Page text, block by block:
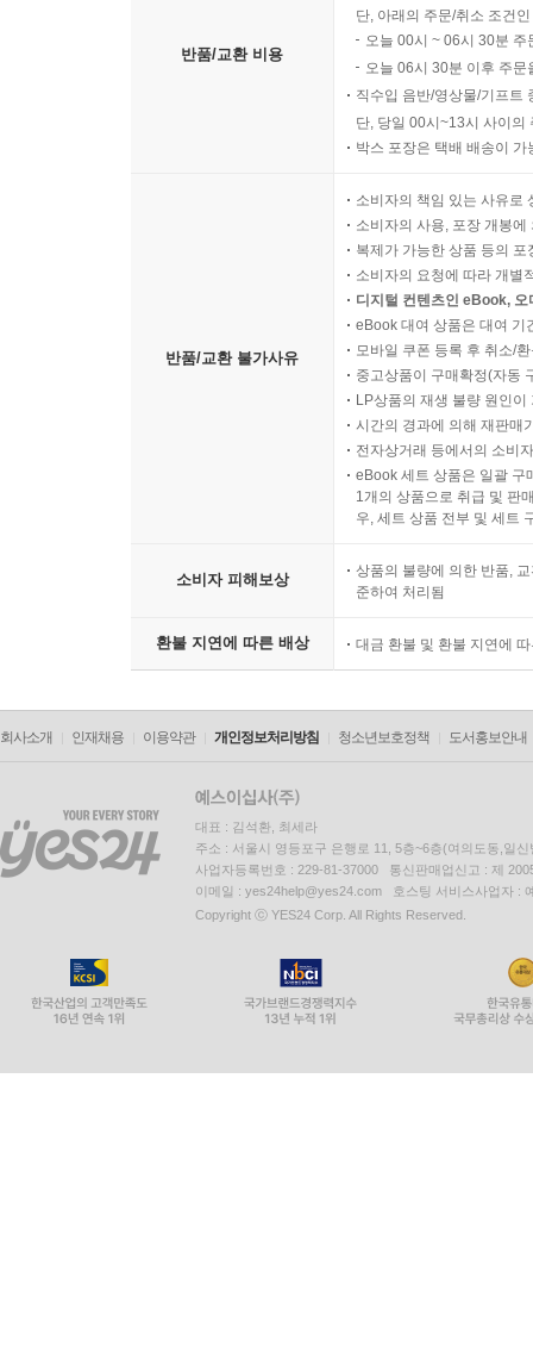
반품/교환 비용
단, 아래의 주문/취소 조건
오늘 00시 ~ 06시 30분
오늘 06시 30분 이후 주
직수입 음반/영상물/기프트
단, 당일 00시~13시 사이의
박스 포장은 택배 배송이
반품/교환 불가사유
소비자의 책임 있는 사유로
소비자의 사용, 포장 개봉
복제가 가능한 상품 등의
소비자의 요청에 따라 개별
디지털 컨텐츠인 eBook,
eBook 대여 상품은 대여 기
모바일 쿠폰 등록 후 취소/
중고상품이 구매확정(자동
LP상품의 재생 불량 원인
시간의 경과에 의해 재판매
전자상거래 등에서의 소비
eBook 세트 상품은 일괄 구
1개의 상품으로 취급 및 판
우, 세트 상품 전부 및 세트
소비자 피해보상
상품의 불량에 의한 반품,
준하여 처리됨
환불 지연에 따른 배상 대금 환불 및 환불 지연에
회사소개 인재채용 이용약관 개인정보처리방침 청소년보호정책 도서홍보안내
대표 : 김석환, 최세라
주소 : 서울시 영등포구 은행로 11, 5층~6층(여의도동,일신
사업자등록번호 : 229-81-37000 통신판매업신고 : 제
이메일 : yes24help@yes24.com 호스팅 서비스사업자 :
Copyright ⓒ YES24 Corp. All Rights Reserved.